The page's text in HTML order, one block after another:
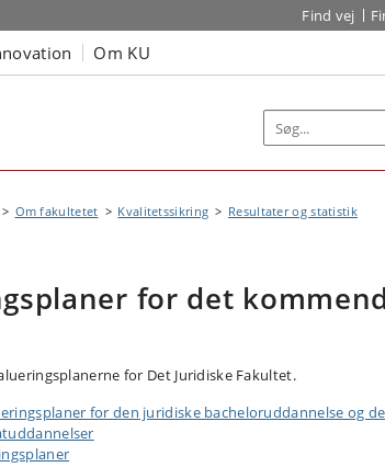
Find vej
Om KU
Om fakultetet Kvalitetssikring
Resultater og statistik
for det
for Det Juridiske Fakultet.
for den juridiske bacheloruddannelse og de